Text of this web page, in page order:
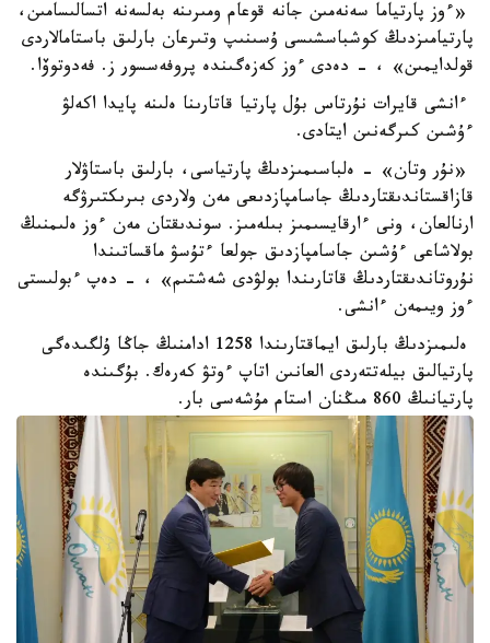
«ءوز پارتياما سەنەمىن جانە قوعام ومىرىنە بەلسەنە اتسالىسامىن،
پارتيامىزدىڭ كوشباسشىسى ۇسىنىپ وتىرعان بارلىق باستامالاردى
قولدايمىن» ، - دەدى ءوز كەزەگىندە پروفەسسور ز. فەدوتوۆا.
ءانشى قايرات نۇرتاس بۇل پارتيا قاتارىنا ەلىنە پايدا اكەلۋ
ءۇشىن كىرگەنىن ايتادى.
«نۇر وتان» - ەلباسىمىزدىڭ پارتياسى، بارلىق باستاۋلار
قازاقستاندىقتاردىڭ جاسامپازدىعى مەن ولاردى بىرىكتىرۋگە
ارنالعان، ونى ءارقايسىمىز بىلەمىز. سوندىقتان مەن ءوز ەلىمنىڭ
بولاشاعى ءۇشىن جاسامپازدىق جولعا ءتۇسۋ ماقساتىندا
نۇروتاندىقتاردىڭ قاتارىندا بولۋدى شەشتىم» ، - دەپ ءبولىستى
ءوز ويىمەن ءانشى.
ەلىمىزدىڭ بارلىق ايماقتارىندا 1258 ادامنىڭ جاڭا ۇلگىدەگى
پارتيالىق بيلەتتەردى العانىن اتاپ ءوتۋ كەرەك. بۇگىندە
پارتيانىڭ 860 مىڭنان استام مۇشەسى بار.